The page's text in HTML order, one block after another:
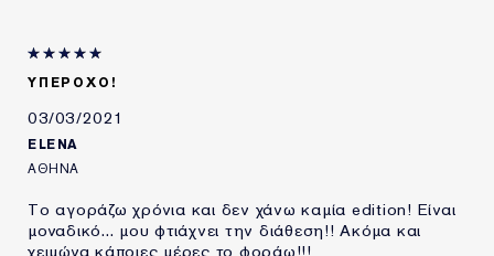
ΥΠΈΡΟΧΟ!
03/03/2021
ELENA
ΑΘΉΝΑ
Το αγοράζω χρόνια και δεν χάνω καμία edition! Είναι
μοναδικό... μου φτιάχνει την διάθεση!! Ακόμα και